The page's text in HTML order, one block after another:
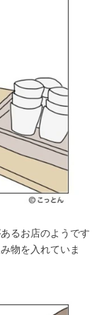
るお店のようです
物を入れていま